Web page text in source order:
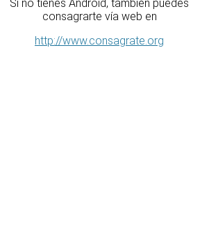
Si no tienes Android, también puedes
consagrarte vía web en
http://www.consagrate.org